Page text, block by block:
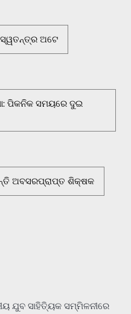
ସ୍ୱତନ୍ତ୍ର ଅଟେ
ପିକନିକ ସମୟରେ ଦୁଇ
ଅବସରପ୍ରାପ୍ତ ଶିକ୍ଷକ
ଯୁବ ସାହିତ୍ୟିକ ସମ୍ମିଳନୀରେ